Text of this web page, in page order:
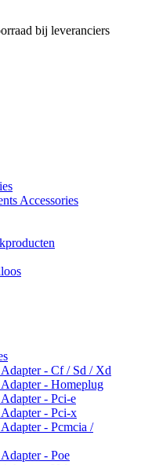
bij leveranciers
Accessories
- Cf / Sd / Xd
- Homeplug
- Pci-e
- Pci-x
- Pcmcia /
- Poe